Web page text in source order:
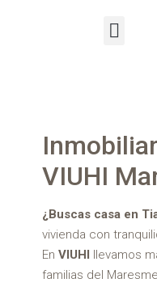
VIUHI
¿Buscas casa en
vivienda con
En VIUHI llevamos
familias del